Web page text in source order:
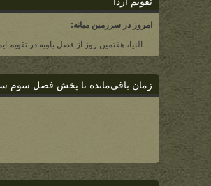
امروز در سرزمین میانه:
-النیا، هفتمین روز از فصل یاویه در تقویم
زمان باقی‌مانده تا پخش فصل سوم